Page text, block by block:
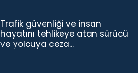
Trafik güvenliği ve insan
hayatını tehlikeye atan sürücü
ve yolcuya ceza...